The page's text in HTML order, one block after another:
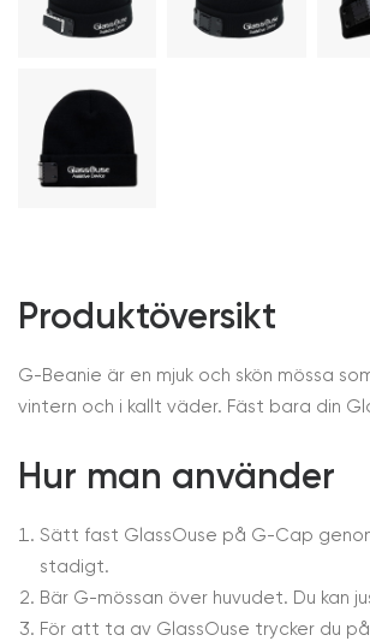
Produktöversikt
G-Beanie är en mjuk och skön mössa
vintern och i kallt väder. Fäst bara din
Hur man använder
Sätt fast GlassOuse på G-Cap
stadigt.
Bär G-mössan över huvudet. Du kan
För att ta av GlassOuse trycker du